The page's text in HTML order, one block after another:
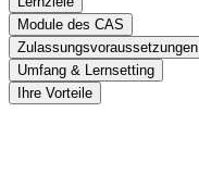
Module des CAS
Zulassungsvoraussetzungen
Umfang & Lernsetting
Ihre Vorteile